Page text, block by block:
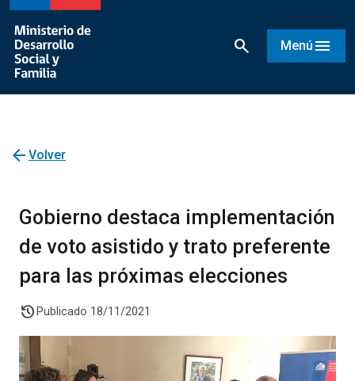
search Menú menu
arrow_back Volver
Gobierno destaca implementación
de voto asistido y trato preferente
para las próximas elecciones
history Publicado 18/11/2021